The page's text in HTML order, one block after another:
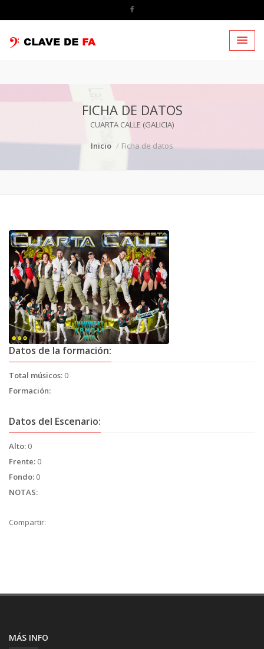
FICHA DE DATOS
CUARTA CALLE (GALICIA)
Inicio
Ficha de datos
Datos de la formación:
Total músicos: 0
Formación:
Datos del Escenario:
Alto: 0
Frente: 0
Fondo: 0
NOTAS:
Compartir:
MÁS INFO